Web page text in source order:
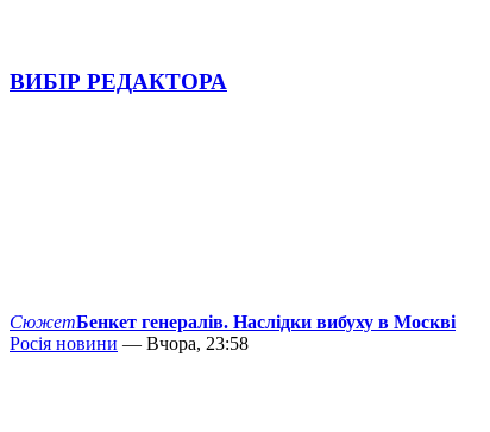
ВИБІР РЕДАКТОРА
СюжетБенкет генералів. Наслідки вибуху в Москві
Росія новини — Вчора, 23:58